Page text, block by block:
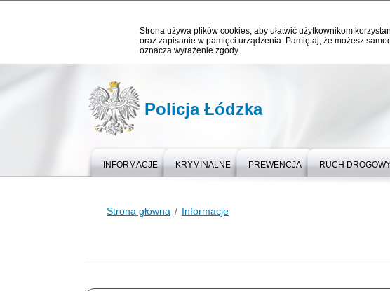
Strona używa plików cookies, aby ułatwić użytkownikom
oraz zapisanie w pamięci urządzenia. Pamiętaj, że możesz
oznacza wyrażenie zgody.
Policja Łódzka
INFORMACJE KRYMINALNE PREWENCJA RUCH
Strona główna Informacje